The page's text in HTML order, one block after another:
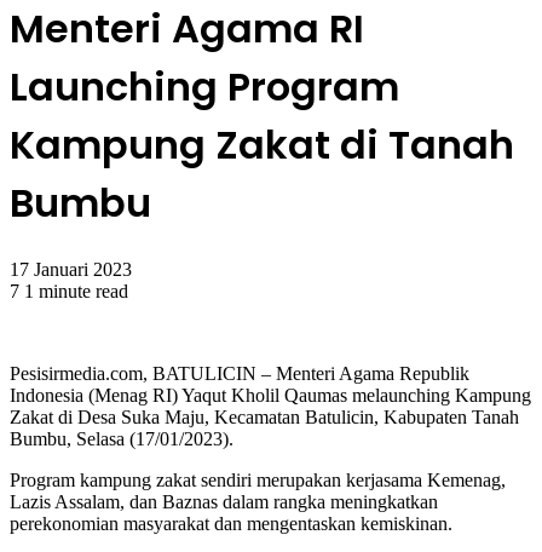
Menteri Agama RI
Launching Program
Kampung Zakat di Tanah
Bumbu
17 Januari 2023
7 1 minute read
Pesisirmedia.com, BATULICIN – Menteri Agama Republik
Indonesia (Menag RI) Yaqut Kholil Qaumas melaunching Kampung
Zakat di Desa Suka Maju, Kecamatan Batulicin, Kabupaten Tanah
Bumbu, Selasa (17/01/2023).
Program kampung zakat sendiri merupakan kerjasama Kemenag,
Lazis Assalam, dan Baznas dalam rangka meningkatkan
perekonomian masyarakat dan mengentaskan kemiskinan.